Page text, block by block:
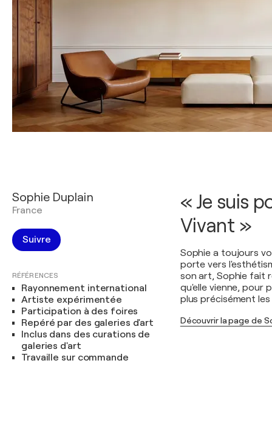
Sophie Duplain
France
Suivre
RÉFÉRENCES
Rayonnement international
Artiste expérimentée
Participation à des foires
Repéré par des galeries d'art
Inclus dans des curations de
galeries d'art
Travaille sur commande
« Je suis
Vivant »
Sophie a toujours
porte vers
son art, Sophie fait
qu'elle vienne, pour
plus précisément
Découvrir la page de